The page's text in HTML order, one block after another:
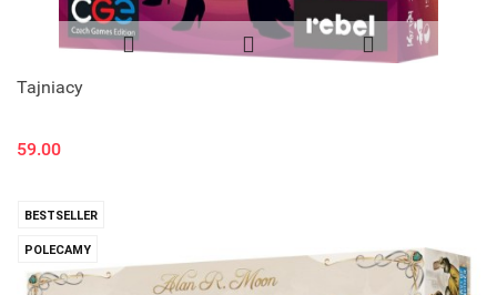
Tajniacy
59.00
BESTSELLER
POLECAMY